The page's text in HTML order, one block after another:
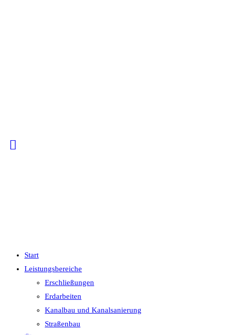
Start
Leistungsbereiche
Erschließungen
Erdarbeiten
Kanalbau und Kanalsanierung
Straßenbau